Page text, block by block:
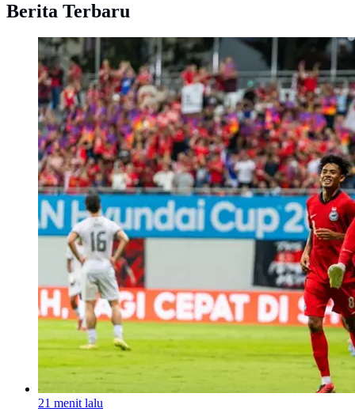
Berita Terbaru
21 menit lalu